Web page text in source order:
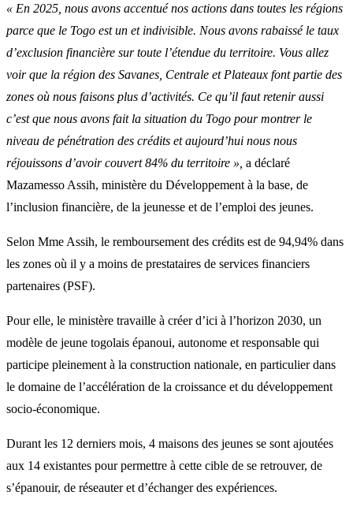
« En 2025, nous avons accentué nos actions dans toutes les régions
parce que le Togo est un et indivisible. Nous avons rabaissé le taux
d’exclusion financière sur toute l’étendue du territoire. Vous allez
voir que la région des Savanes, Centrale et Plateaux font partie des
zones où nous faisons plus d’activités. Ce qu’il faut retenir aussi
c’est que nous avons fait la situation du Togo pour montrer le
niveau de pénétration des crédits et aujourd’hui nous nous
réjouissons d’avoir couvert 84% du territoire », a déclaré
Mazamesso Assih, ministère du Développement à la base, de
l’inclusion financière, de la jeunesse et de l’emploi des jeunes.
Selon Mme Assih, le remboursement des crédits est de 94,94% dans
les zones où il y a moins de prestataires de services financiers
partenaires (PSF).
Pour elle, le ministère travaille à créer d’ici à l’horizon 2030, un
modèle de jeune togolais épanoui, autonome et responsable qui
participe pleinement à la construction nationale, en particulier dans
le domaine de l’accélération de la croissance et du développement
socio-économique.
Durant les 12 derniers mois, 4 maisons des jeunes se sont ajoutées
aux 14 existantes pour permettre à cette cible de se retrouver, de
s’épanouir, de réseauter et d’échanger des expériences.